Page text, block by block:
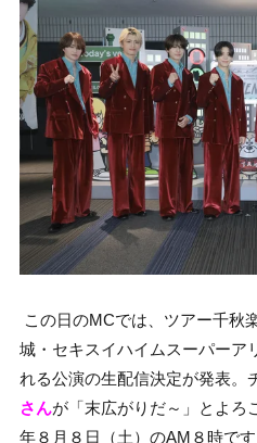
この日のMCでは、ツアー千秋
城・セキスイハイムスーパーア
れる公演の生配信決定が発表。
さんが「末広がりだ～」とよろ
年８月８日（土）のAM８時です